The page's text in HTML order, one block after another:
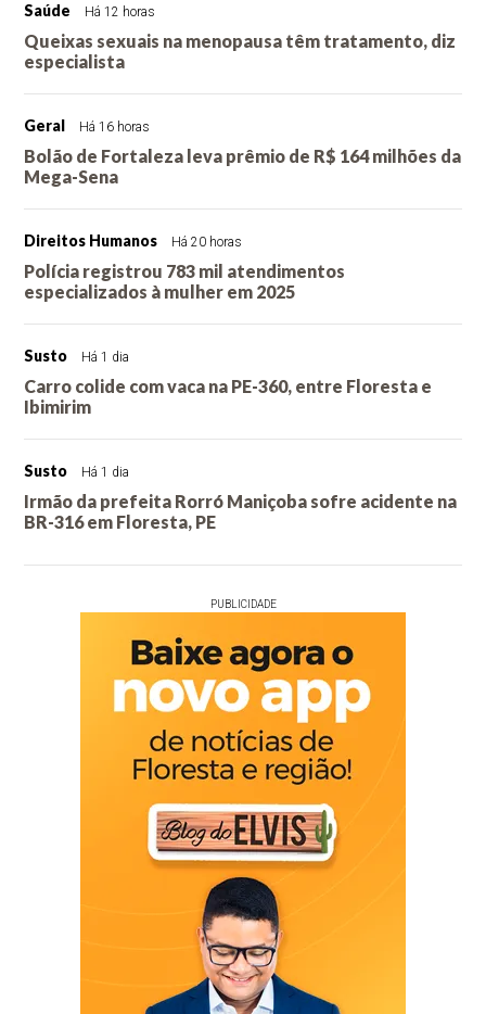
Saúde Há 12 horas
Queixas sexuais na menopausa têm tratamento, diz
especialista
Geral Há 16 horas
Bolão de Fortaleza leva prêmio de R$ 164 milhões da
Mega-Sena
Direitos Humanos Há 20 horas
Polícia registrou 783 mil atendimentos
especializados à mulher em 2025
Susto Há 1 dia
Carro colide com vaca na PE-360, entre Floresta e
Ibimirim
Susto Há 1 dia
Irmão da prefeita Rorró Maniçoba sofre acidente na
BR-316 em Floresta, PE
PUBLICIDADE